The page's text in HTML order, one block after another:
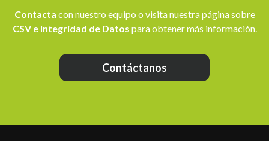
Contacta con nuestro equipo o visita nuestra página sobre
CSV e Integridad de Datos para obtener más información.
Contáctanos